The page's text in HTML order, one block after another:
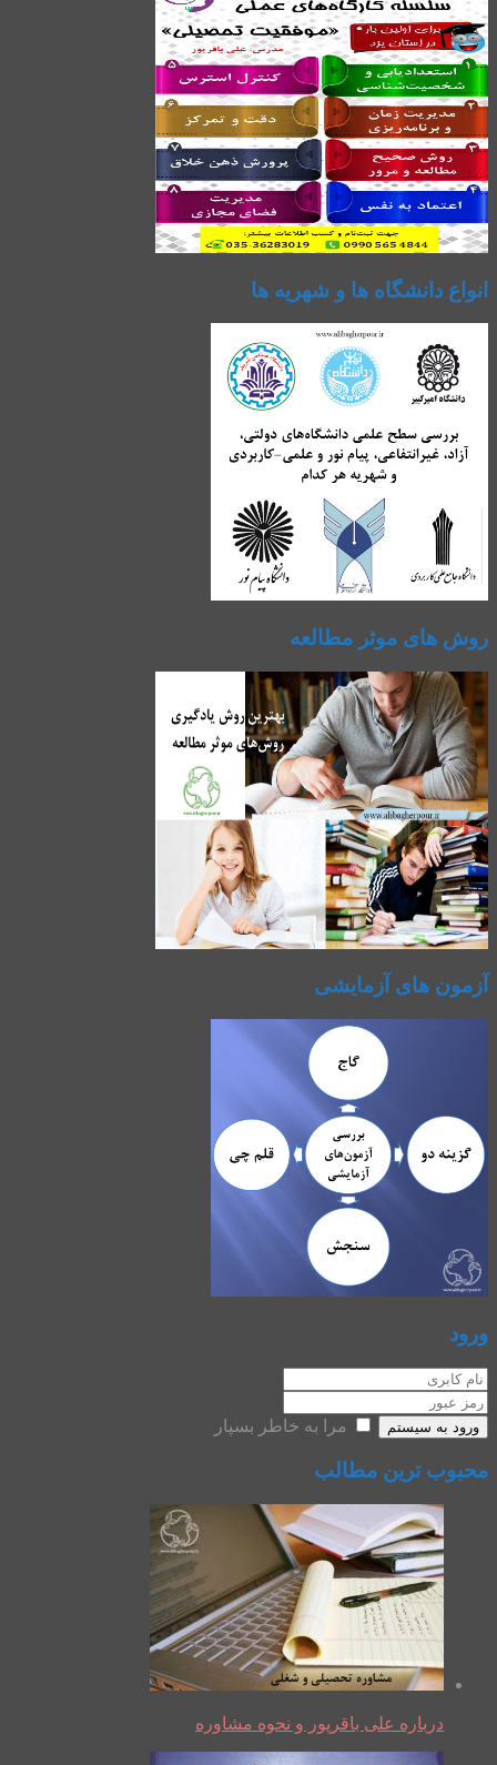
انواع دانشگاه ها و شهریه ها
روش های موثر مطالعه
آزمون های آزمایشی
ورود
ورود به سیستم مرا به خاطر بسپار
محبوب ترین مطالب
درباره علی باقرپور و نحوه مشاوره